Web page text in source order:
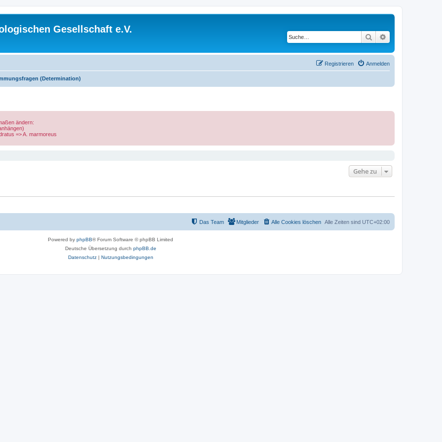
Gesellschaft e.V.
Suche
Anmelden
Registrieren
(Determination)
ändern:
=> A. marmoreus
Gehe zu
Alle Zeiten sind UTC+02:00
Alle Cookies löschen
Mitglieder
Das Team
Powered by phpBB® Forum Software © phpBB Limited
Deutsche Übersetzung durch phpBB.de
Datenschutz| Nutzungsbedingungen